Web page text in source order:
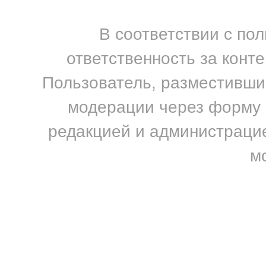
В соответствии с
ответственность за
Пользователь,
модерации через форму
редакцией и